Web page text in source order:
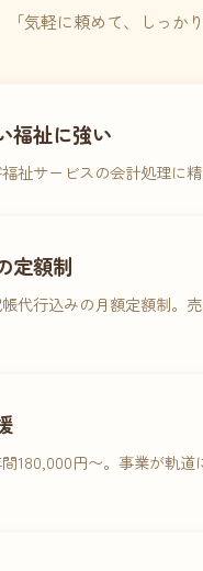
「気軽に頼めて、しっか
福祉に強い
祉サービスの会計処理に
定額制
代行込みの月額定額制。
180,000円〜。事業が軌